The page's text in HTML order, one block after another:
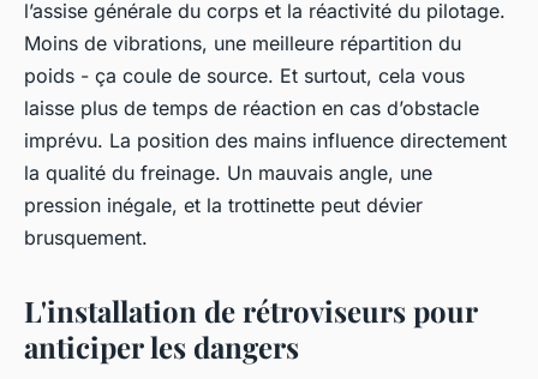
l’assise générale du corps et la réactivité du pilotage.
Moins de vibrations, une meilleure répartition du
poids - ça coule de source. Et surtout, cela vous
laisse plus de temps de réaction en cas d’obstacle
imprévu. La position des mains influence directement
la qualité du freinage. Un mauvais angle, une
pression inégale, et la trottinette peut dévier
brusquement.
L'installation de rétroviseurs pour
anticiper les dangers